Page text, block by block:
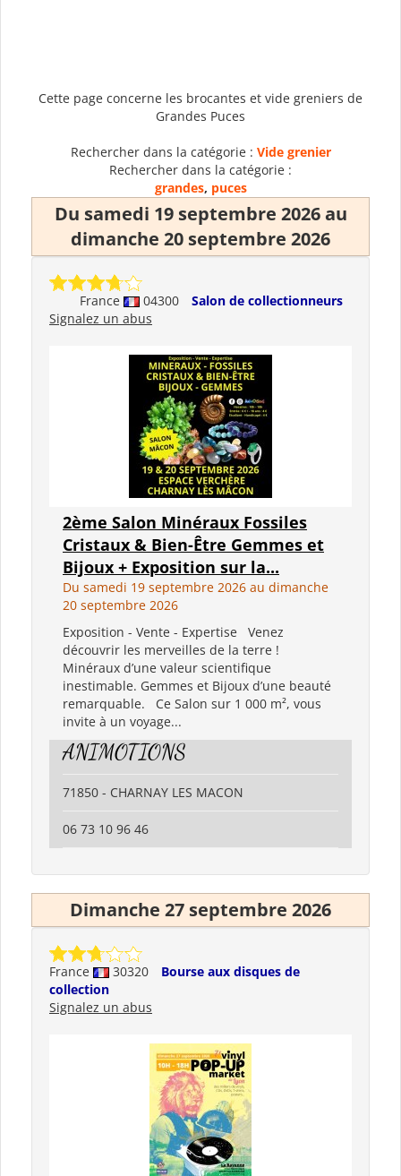
Cette page concerne les brocantes et vide greniers de
Grandes Puces
Rechercher dans la catégorie : Vide grenier
Rechercher dans la catégorie :
grandes, puces
Du samedi 19 septembre 2026 au
dimanche 20 septembre 2026
France 04300
Salon de collectionneurs
Signalez un abus
2ème Salon Minéraux Fossiles
Cristaux & Bien-Être Gemmes et
Bijoux + Exposition sur la...
Du samedi 19 septembre 2026 au dimanche
20 septembre 2026
Exposition - Vente - Expertise Venez
découvrir les merveilles de la terre !
Minéraux d’une valeur scientifique
inestimable. Gemmes et Bijoux d’une beauté
remarquable. Ce Salon sur 1 000 m², vous
invite à un voyage...
ANIMOTIONS
71850 - CHARNAY LES MACON
06 73 10 96 46
Dimanche 27 septembre 2026
France 30320
Bourse aux disques de
collection
Signalez un abus